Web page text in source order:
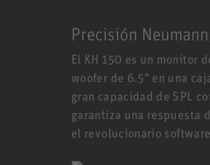
Precisión
El KH 150 es un monitor
woofer de 6.5" en una
gran capacidad de SPL
garantiza una respuesta
el revolucionario